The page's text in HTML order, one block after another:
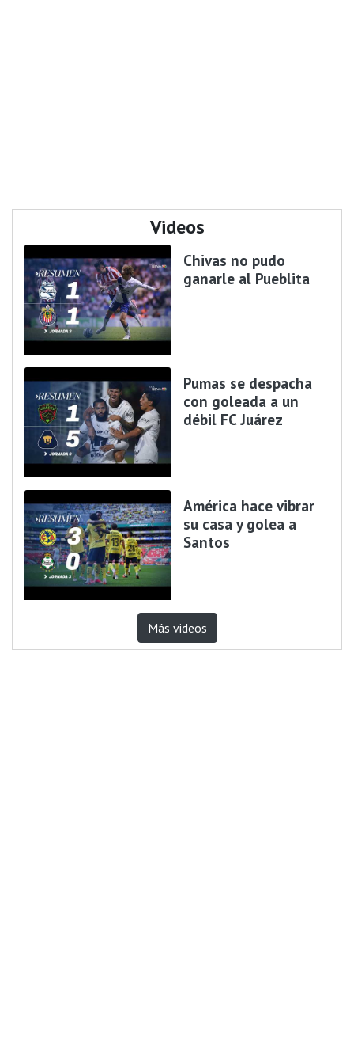
Videos
Chivas no pudo
ganarle al Pueblita
Pumas se despacha
con goleada a un
débil FC Juárez
América hace vibrar
su casa y golea a
Santos
Más videos